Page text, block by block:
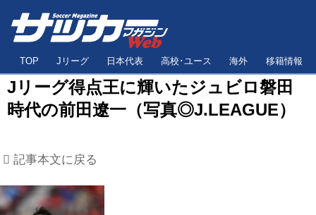
TOP Jリーグ 日本代表 高校･ユース 海外 移籍情報
Jリーグ得点王に輝いたジュビロ磐田
時代の前田遼一（写真◎J.LEAGUE）
記事本文に戻る